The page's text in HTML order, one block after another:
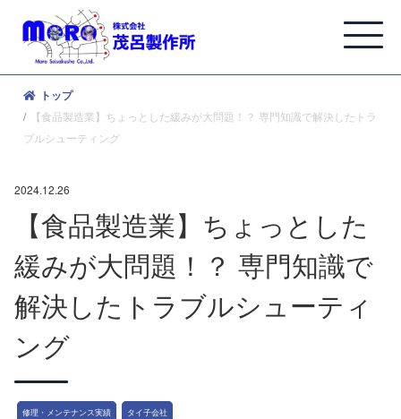
トップ
【食品製造業】ちょっとした緩みが大問題！？ 専門知識で解決したトラ
ブルシューティング
2024.12.26
【食品製造業】ちょっとした
緩みが大問題！？ 専門知識で
解決したトラブルシューティ
ング
修理・メンテナンス実績 タイ子会社